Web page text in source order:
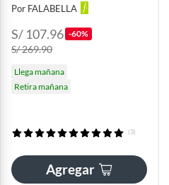
Por FALABELLA
S/ 107.96 -60%
S/ 269.90
Llega mañana
Retira mañana
(3)
Agregar